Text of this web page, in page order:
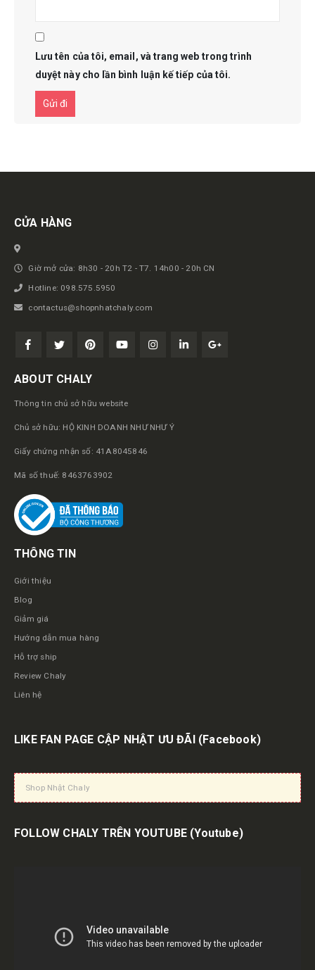
Lưu tên của tôi, email, và trang web trong trình
duyệt này cho lần bình luận kế tiếp của tôi.
Get in touch
CỬA HÀNG
Giờ mở cửa: 8h30 - 20h T2 - T7. 14h00 - 20h CN
Hotline: 098.575.5950
contactus@shopnhatchaly.com
ABOUT CHALY
Thông tin chủ sở hữu website
Chủ sở hữu: HỘ KINH DOANH NHƯ NHƯ Ý
Giấy chứng nhận số: 41A8045846
Mã số thuế: 8463763902
THÔNG TIN
Giới thiệu
Blog
Giảm giá
Hướng dẫn mua hàng
Hỗ trợ ship
Review Chaly
Liên hệ
LIKE FAN PAGE CẬP NHẬT ƯU ĐÃI (Facebook)
Shop Nhật Chaly
FOLLOW CHALY TRÊN YOUTUBE (Youtube)